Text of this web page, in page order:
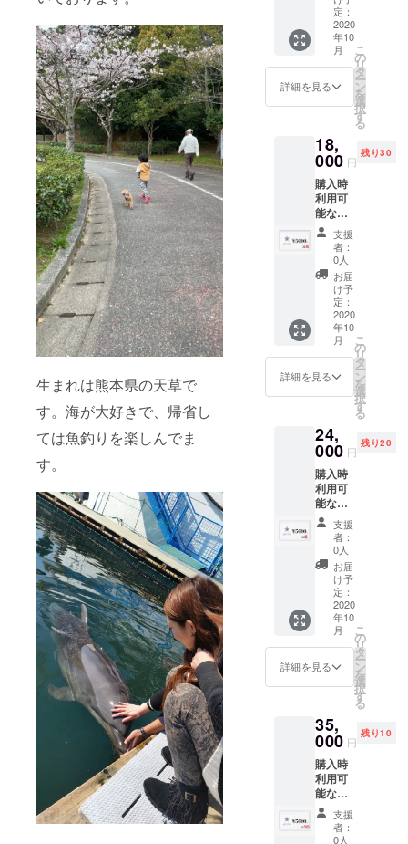
生まれは熊本県の天草で
す。海が大好きで、帰省し
ては魚釣りを楽しんでま
す。
LINEに
てご連
絡お願
い致し
ます。
お釣り
意下さ
い。 商
品につ
きまし
ては
Instagr
am又は
オンラ
イン
ショッ
プをご
覧下さ
い。
(BASE
店もご
ざいま
す。) ま
ルを送
らせて
頂きま
す。
相当。
¥500(5
%)お得
になり
ます。
金券チ
ケット
の有効
到着月
より6ヶ
月未満
となり
ます。
また、
使用さ
れる際
は事前
にDM、
又は
LINEに
てご連
絡お願
い致し
ます。
お釣り
意下さ
い。 商
品につ
きまし
ては
Instagr
am又は
オンラ
イン
ショッ
プをご
覧下さ
い。
(BASE
店もご
ざいま
す。) ま
ルを送
らせて
頂きま
す。
定：
2020
年10
月
詳細を見る
こ
の
リ
タ
ー
ン
を
選
択
す
る
18,
000 円
残り30
購入時
利用可
能な金
券チ
ケット
¥5000×
4枚。
¥20000
相当。
¥2000(
10%)お
得にな
りま
す。金
券チ
ケット
期限は
到着月
より6ヶ
月未満
となり
ます。
また、
使用さ
れる際
は事前
にDM、
又は
LINEに
てご連
絡お願
い致し
ます。
でご注
意下さ
い。 商
品につ
きまし
ては
Instagr
am又は
オンラ
支援
者：
0人
お届
け予
定：
2020
年10
月
詳細を見る
こ
の
リ
タ
ー
ン
を
選
択
す
る
24,
000 円
残り20
購入時
利用可
能な金
券チ
ケット
¥5000×
6枚。
¥30000
相当。
¥6000(
20%)お
得にな
りま
す。金
券チ
ケット
期限は
到着月
より6ヶ
月未満
となり
ます。
また、
使用さ
れる際
支援
者：
0人
お届
け予
定：
2020
年10
月
詳細を見る
こ
の
リ
タ
ー
ン
を
選
択
す
る
35,
000 円
残り10
購入時
利用可
能な金
券チ
ケット
¥5000×
支援
者：
0人